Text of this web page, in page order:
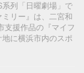
列「日曜劇場」で
リー』は、二宮和
支援作品の『マイフ
に横浜市内のスポ